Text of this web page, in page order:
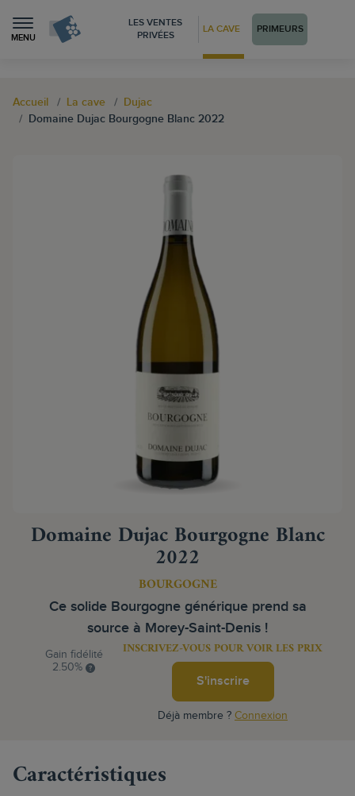
MENU
LES VENTES
PRIVÉES
LA CAVE PRIMEURS
Accueil La cave
Dujac
Domaine Dujac Bourgogne Blanc 2022
Domaine Dujac Bourgogne Blanc
2022
BOURGOGNE
Ce solide Bourgogne générique prend sa
source à Morey-Saint-Denis !
Gain fidélité
2.50%
INSCRIVEZ-VOUS POUR VOIR LES PRIX
S'inscrire
Déjà membre ? Connexion
Caractéristiques